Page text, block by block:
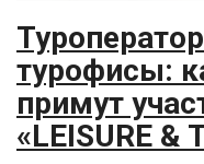
турофисы:
примут
«LEISURE &